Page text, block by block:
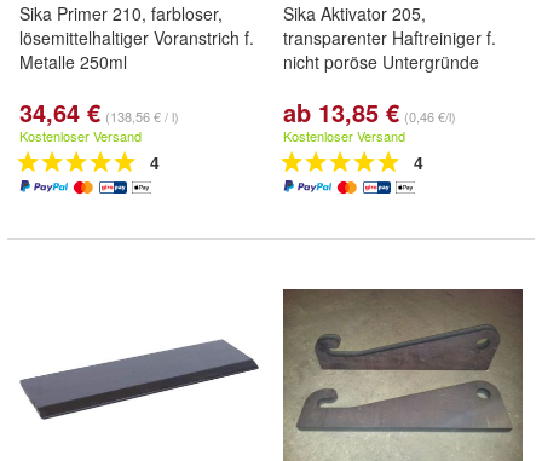
Sika Primer 210, farbloser,
lösemittelhaltiger Voranstrich f.
Metalle 250ml
34,64 € (138,56 € / l)
Kostenloser Versand
4
Sika Aktivator 205,
transparenter Haftreiniger f.
nicht poröse Untergründe
ab 13,85 € (0,46 €/l)
Kostenloser Versand
4